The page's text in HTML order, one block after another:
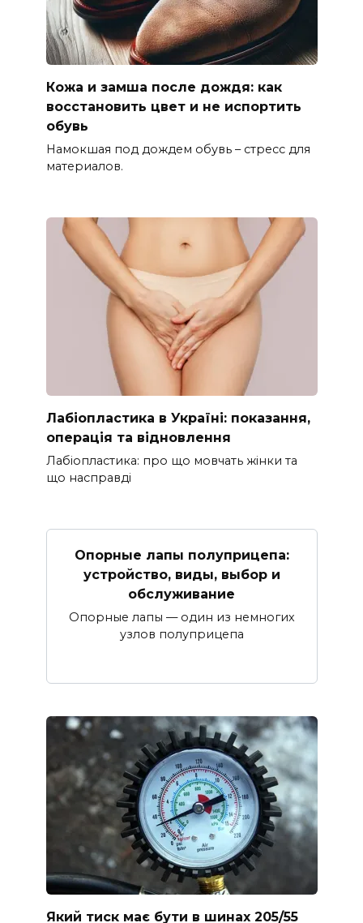
Кожа и замша после дождя: как
восстановить цвет и не испортить
обувь
Намокшая под дождем обувь – стресс для
материалов.
Лабіопластика в Україні: показання,
операція та відновлення
Лабіопластика: про що мовчать жінки та
що насправді
Опорные лапы полуприцепа:
устройство, виды, выбор и
обслуживание
Опорные лапы — один из немногих
узлов полуприцепа
Який тиск має бути в шинах 205/55